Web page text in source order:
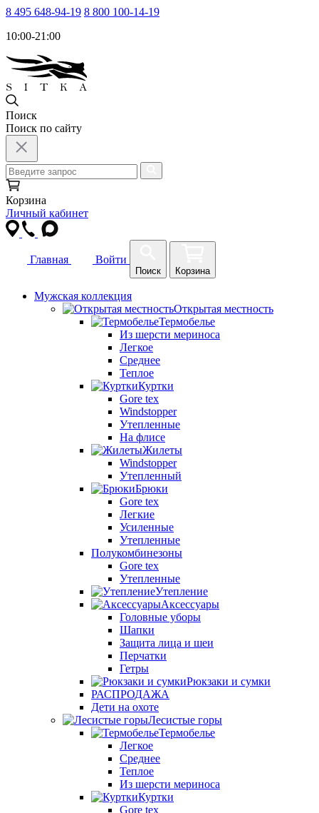
8 495 648-94-19 8 800 100-14-19
10:00-21:00
Поиск
Поиск по сайту
Корзина
Личный кабинет
Главная Войти
Поиск Корзина
Мужская коллекция
Открытая местность
Термобелье
Из шерсти мериноса
Легкое
Среднее
Теплое
Куртки
Gore tex
Windstopper
Утепленные
На флисе
Жилеты
Windstopper
Утепленный
Брюки
Gore tex
Легкие
Усиленные
Утепленные
Полукомбинезоны
Gore tex
Утепленные
Утепление
Аксессуары
Головные уборы
Шапки
Защита лица и шеи
Перчатки
Гетры
Рюкзаки и сумки
РАСПРОДАЖА
Дети на охоте
Лесистые горы
Термобелье
Легкое
Среднее
Теплое
Из шерсти мериноса
Куртки
Gore tex